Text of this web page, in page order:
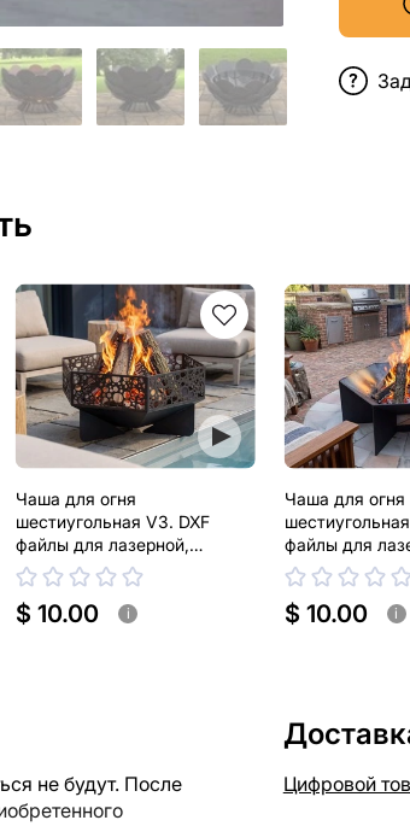
Чаша для огня
шестиугольная V3. DXF
файлы для лазерной,
плазменной резки
$ 10.00 i
Чаша для огня
файлы для
плазменной
$ 10.00 i
не будут. После
Цифровой